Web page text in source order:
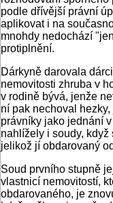
podle dřívější právní
aplikovat i na
mnohdy nedochází
protiplnění.
Dárkyně darovala
nemovitosti zhruba v
v rodině bývá, jenže
ní pak nechoval
právníky jako jednání
nahlížely i soudy,
jelikož jí obdarovaný
Soud prvního stupně
vlastnicí nemovitostí,
obdarovaného, je